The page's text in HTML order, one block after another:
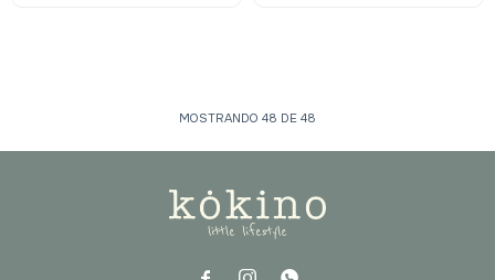
MOSTRANDO 48 DE 48